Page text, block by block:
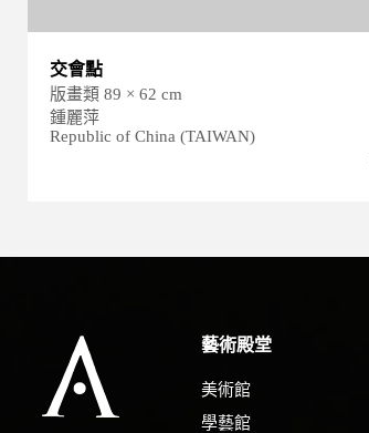
賽道
版畫類 60 × 45 cm
賴永龍
Republic of China (TAIWAN)
藝術殿堂
美術館
學藝館